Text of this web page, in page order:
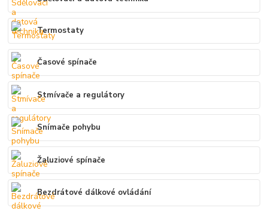
Termostaty
Časové spínače
Stmívače a regulátory
Snímače pohybu
Žaluziové spínače
Bezdrátové dálkové ovládání